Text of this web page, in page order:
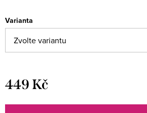
Varianta
449 Kč
cena: